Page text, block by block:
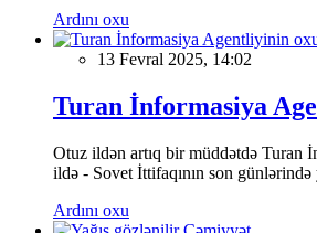
Ardını oxu
13 Fevral 2025, 14:02
Turan İnformasiya
Otuz ildən artıq bir müddətdə Turan
ildə - Sovet İttifaqının son
Ardını oxu